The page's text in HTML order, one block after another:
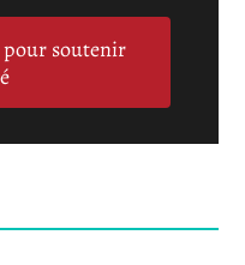
pour soutenir